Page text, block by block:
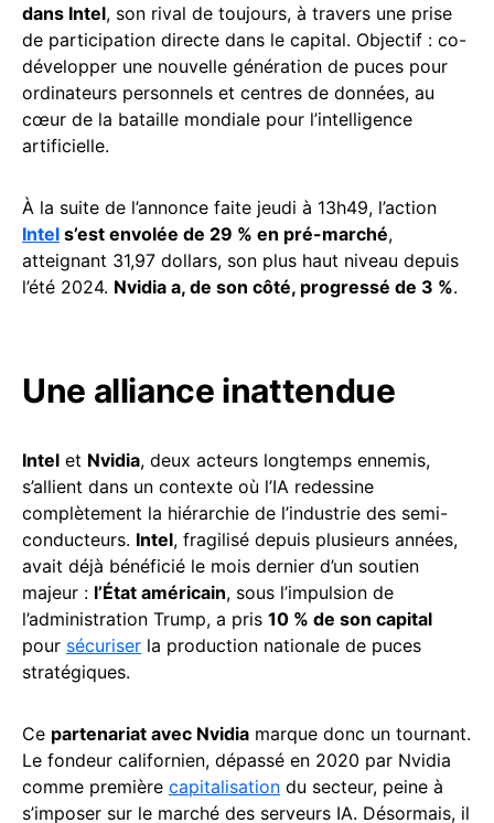
dans Intel, son rival de toujours, à travers une prise
de participation directe dans le capital. Objectif : co-
développer une nouvelle génération de puces pour
ordinateurs personnels et centres de données, au
cœur de la bataille mondiale pour l’intelligence
artificielle.
À la suite de l’annonce faite jeudi à 13h49, l’action
Intel s’est envolée de 29 % en pré-marché,
atteignant 31,97 dollars, son plus haut niveau depuis
l’été 2024. Nvidia a, de son côté, progressé de 3 %.
Une alliance inattendue
Intel et Nvidia, deux acteurs longtemps ennemis,
s’allient dans un contexte où l’IA redessine
complètement la hiérarchie de l’industrie des semi-
conducteurs. Intel, fragilisé depuis plusieurs années,
avait déjà bénéficié le mois dernier d’un soutien
majeur : l’État américain, sous l’impulsion de
l’administration Trump, a pris 10 % de son capital
pour sécuriser la production nationale de puces
stratégiques.
Ce partenariat avec Nvidia marque donc un tournant.
Le fondeur californien, dépassé en 2020 par Nvidia
comme première capitalisation du secteur, peine à
s’imposer sur le marché des serveurs IA. Désormais, il